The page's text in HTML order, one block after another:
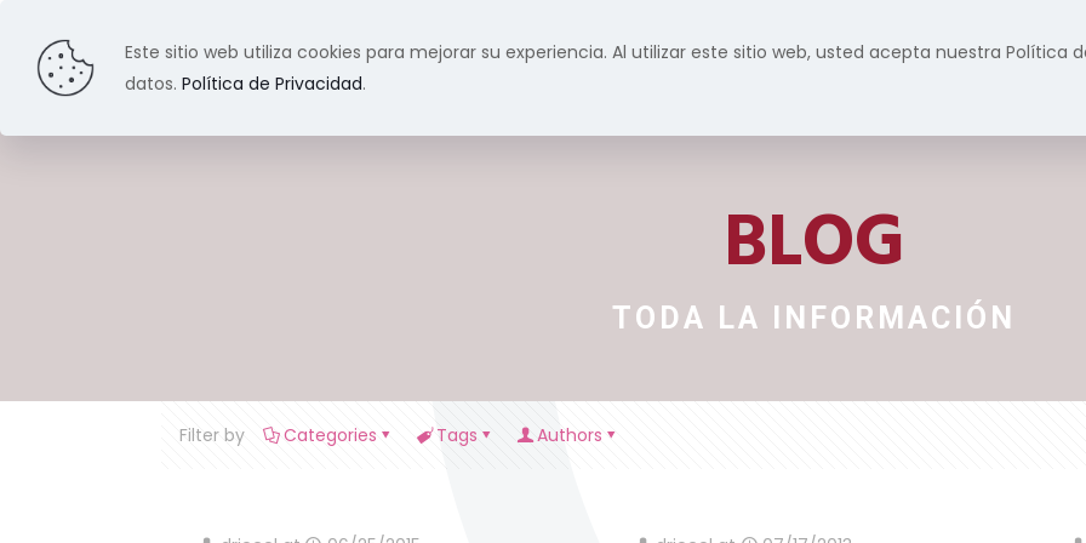
Inicio Formación Servicios Prensa y
BLOG
TODA LA INFORMACIÓN
Filter by Categories Tags Authors
Este sitio web utiliza cookies para mejorar su experiencia. Al utilizar este sitio web, usted acepta nuestra Política
datos.Política de Privacidad.